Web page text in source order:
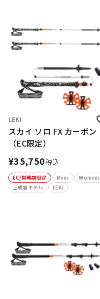
LEKI
スカイ ソロ FX カーボン
（EC限定）
¥35,750税込
EC/巣鴨店限定 Mens
Womens
上級者モデル
LEKI